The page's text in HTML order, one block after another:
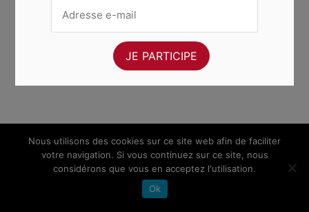
Nous utilisons des cookies sur ce site web afin de faciliter
votre navigation. Si vous continuez sur ce site, nous
considérons que vous en acceptez l'utilisation.
Ok